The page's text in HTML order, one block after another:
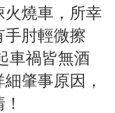
燒車，所幸
肘輕微擦
車禍皆無酒
肇事原因，